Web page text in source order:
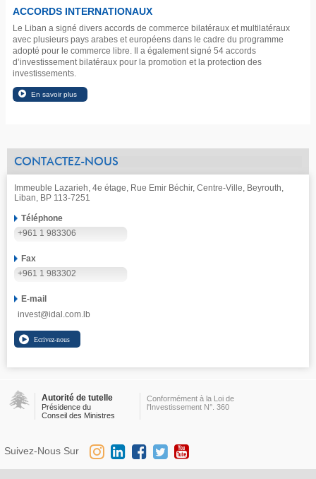
ACCORDS INTERNATIONAUX
Le Liban a signé divers accords de commerce bilatéraux et multilatéraux
avec plusieurs pays arabes et européens dans le cadre du programme
adopté pour le commerce libre. Il a également signé 54 accords
d’investissement bilatéraux pour la promotion et la protection des
investissements.
CONTACTEZ-NOUS
Immeuble Lazarieh, 4e étage, Rue Emir Béchir, Centre-Ville, Beyrouth,
Liban, BP 113-7251
Téléphone
+961 1 983306
Fax
+961 1 983302
E-mail
invest@idal.com.lb
Autorité de tutelle
Présidence du
Conseil des Ministres
Conformément à la Loi de
l'Investissement N°. 360
Suivez-Nous Sur